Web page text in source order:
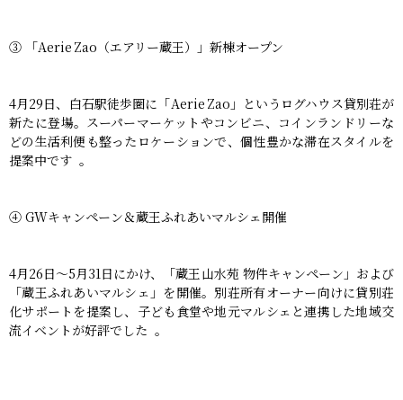
③ 「Aerie Zao（エアリー蔵王）」新棟オープン
4月29日、白石駅徒歩圏に「Aerie Zao」というログハウス貸別荘が
新たに登場。スーパーマーケットやコンビニ、コインランドリーな
どの生活利便も整ったロケーションで、個性豊かな滞在スタイルを
提案中です 。
④ GWキャンペーン＆蔵王ふれあいマルシェ開催
4月26日〜5月31日にかけ、「蔵王山水苑 物件キャンペーン」および
「蔵王ふれあいマルシェ」を開催。別荘所有オーナー向けに貸別荘
化サポートを提案し、子ども食堂や地元マルシェと連携した地域交
流イベントが好評でした 。